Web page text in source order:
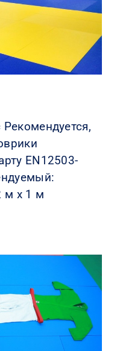
EN12503-
м x 1 м